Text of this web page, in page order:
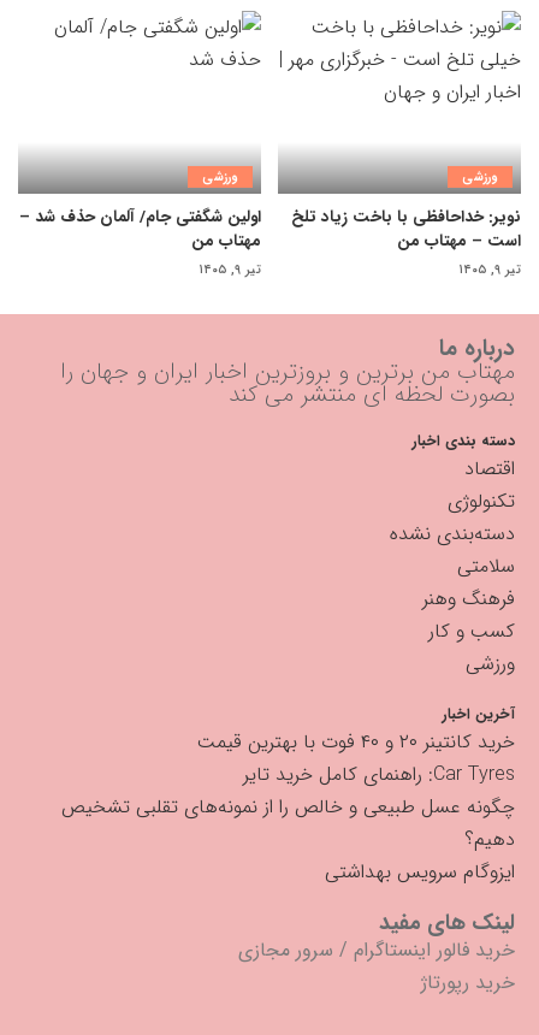
ورزشی
نویر: خداحافظی با باخت زیاد تلخ
است – مهتاب من
تیر ۹, ۱۴۰۵
ورزشی
اولین شگفتی جام/ آلمان حذف شد –
مهتاب من
تیر ۹, ۱۴۰۵
درباره ما
مهتاب من برترین و بروزترین اخبار ایران و جهان را
بصورت لحظه ای منتشر می کند
دسته بندی اخبار
اقتصاد
تکنولوژی
دسته‌بندی نشده
سلامتی
فرهنگ وهنر
کسب و کار
ورزشی
آخرین اخبار
خرید کانتینر ۲۰ و ۴۰ فوت با بهترین قیمت
Car Tyres: راهنمای کامل خرید تایر
چگونه عسل طبیعی و خالص را از نمونه‌های تقلبی تشخیص
دهیم؟
ایزوگام سرویس بهداشتی
لینک های مفید
خرید فالور اینستاگرام / سرور مجازی
خرید رپورتاژ